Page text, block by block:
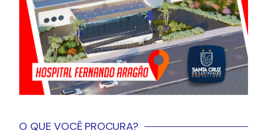
O QUE VOCÊ PROCURA?